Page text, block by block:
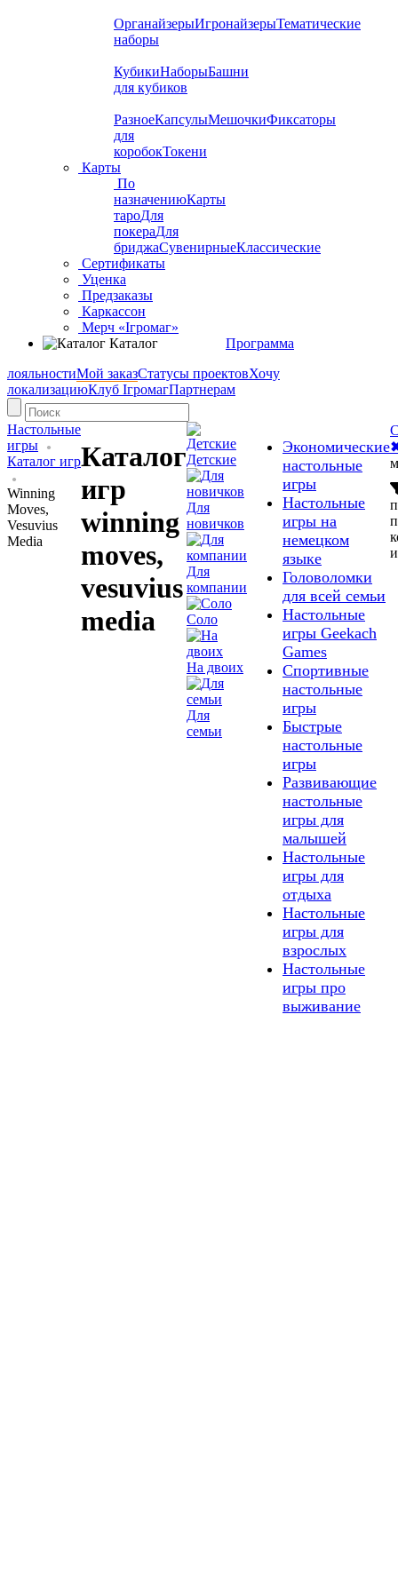
ОрганайзерыИгронайзерыТематические
наборы
КубикиНаборыБашни
для кубиков
РазноеКапсулыМешочкиФиксаторы
для
коробокТокени
Карты
По
назначениюКарты
тароДля
покераДля
бриджаСувенирныеКлассические
Сертификаты
Уценка
Предзаказы
Каркассон
Мерч «Ігромаг»
Каталог
Программа
лояльностиМой заказСтатусы проектовХочу
локализациюКлуб ІгромагПартнерам
Настольные
игры
Каталог игр
Winning
Moves,
Vesuvius
Media
Каталог
игр
winning
moves,
vesuvius
media
Детские
Для
новичков
Для
компании
Соло
На двоих
Для
семьи
Экономические
настольные
игры
Настольные
игры на
немецком
языке
Головоломки
для всей семьи
Настольные
игры Geekach
Games
Спортивные
настольные
игры
Быстрые
настольные
игры
Развивающие
настольные
игры для
малышей
Настольные
игры для
отдыха
Настольные
игры для
взрослых
Настольные
игры про
выживание